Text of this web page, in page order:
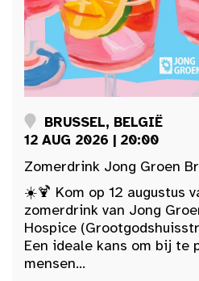
BRUSSEL, BELGIË
12 AUG 2026 | 20:00
Zomerdrink Jong Groen
☀️🍹 Kom op 12 augustus
zomerdrink van Jong
Hospice
Een ideale kans om bij te
mensen...